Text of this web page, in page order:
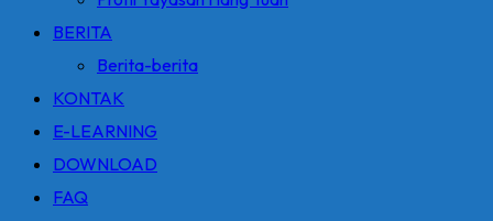
BERITA
Berita-berita
KONTAK
E-LEARNING
DOWNLOAD
FAQ